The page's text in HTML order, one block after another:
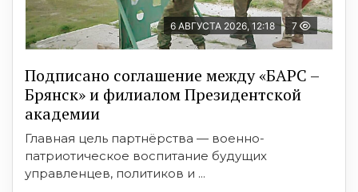
6 АВГУСТА 2026, 12:18 7
Подписано соглашение между «БАРС –
Брянск» и филиалом Президентской
академии
Главная цель партнёрства — военно-
патриотическое воспитание будущих
управленцев, политиков и ...